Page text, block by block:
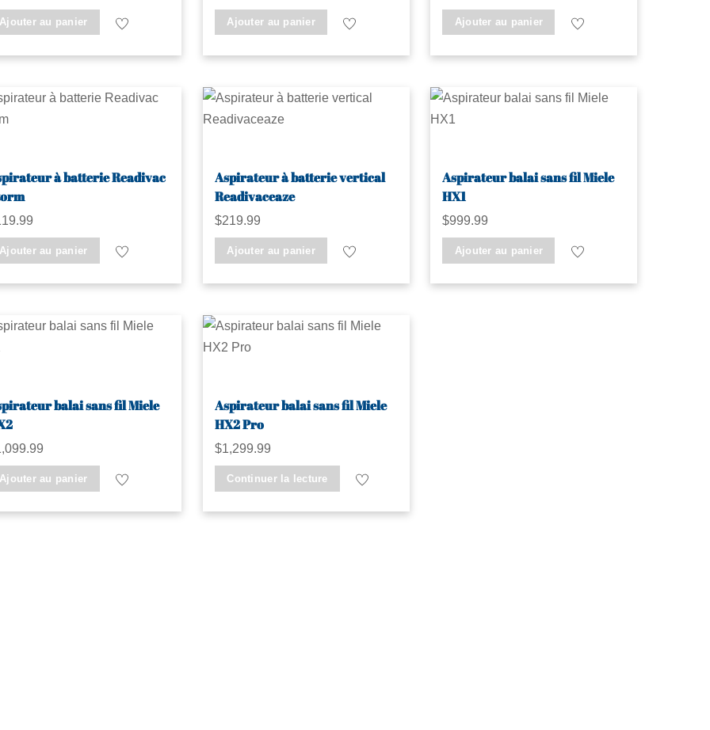
Ajouter au panier Ajouter au panier Ajouter au panier
à batterie Readivac
Ajouter au panier
Aspirateur à batterie vertical
Readivaceaze
$219.99
Ajouter au panier
Aspirateur balai sans fil Miele
HX1
$999.99
Ajouter au panier
balai sans fil Miele
Ajouter au panier
Aspirateur balai sans fil Miele
HX2 Pro
$1,299.99
Continuer la lecture